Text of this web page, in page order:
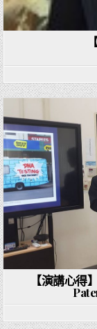
【演講心得